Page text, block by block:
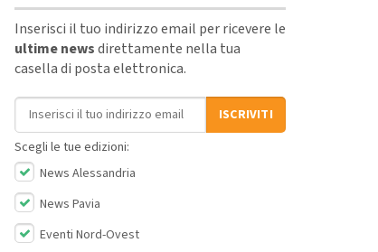
Inserisci il tuo indirizzo email per ricevere le
ultime newsdirettamente nella tua
casella di posta elettronica.
Indirizzo email
ISCRIVITI
Scegli le tue edizioni:
News Alessandria
News Pavia
Eventi Nord-Ovest